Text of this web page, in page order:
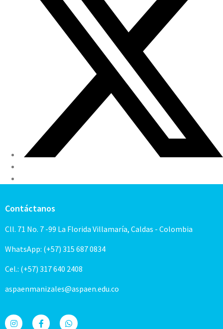
Contáctanos
Cll. 71 No. 7 -99 La Florida Villamaría, Caldas - Colombia
WhatsApp: (+57) 315 687 0834
Cel.: (+57) 317 640 2408
aspaenmanizales@aspaen.edu.co